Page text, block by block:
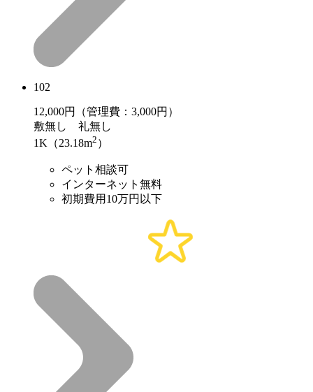
102
12,000円（管理費：3,000円）
敷無し 礼無し
1K（23.18m2 ）
ペット相談可
インターネット無料
初期費用10万円以下